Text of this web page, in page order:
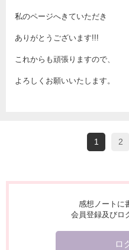
私のページへきていただき
ありがとうございます!!!
これからも頑張りますので、
よろしくお願いいたします。
1 2
感想ノートに
会員登録及びロ
ロ